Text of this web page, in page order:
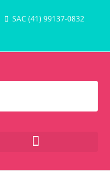
SAC (41) 99137-0832